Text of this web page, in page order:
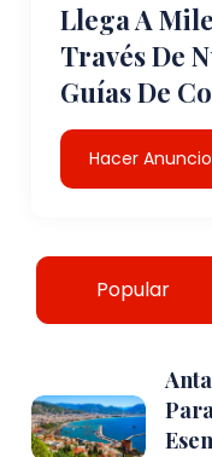
Llega A
Través De
Guías De
Hacer
Popular